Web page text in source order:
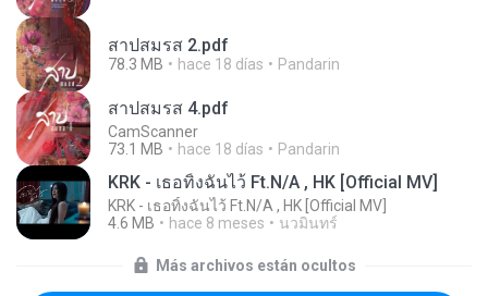
สาปสมรส 2.pdf
78.3 MB hace 18 días Pandarin
สาปสมรส 4.pdf
CamScanner
73.1 MB
hace 18 días Pandarin
KRK - เธอทิ้งฉันไว้ Ft.N/A , HK [Official MV]
KRK - เธอทิ้งฉันไว้ Ft.N/A , HK [Official MV]
4.6 MB
hace 8 meses นวมินทร์
Más archivos están ocultos